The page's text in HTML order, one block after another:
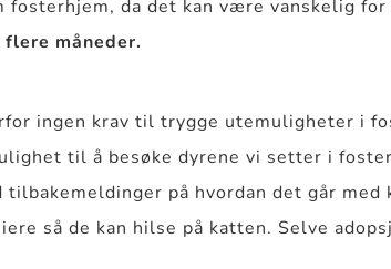
da det kan være vanskelig
måneder.
ingen krav til trygge utemuligheter i
til å besøke dyrene vi setter i
på hvordan det går
så de kan hilse på katten. Selve